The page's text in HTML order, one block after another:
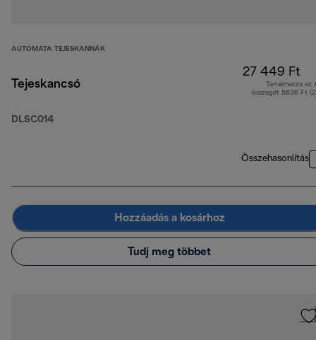
AUTOMATA TEJESKANNÁK
Tejeskancsó
DLSC014
27 449 Ft
Tartalmazza az
összegét 5836 Ft
Összehasonlítás
Hozzáadás a kosárhoz
Tudj meg többet